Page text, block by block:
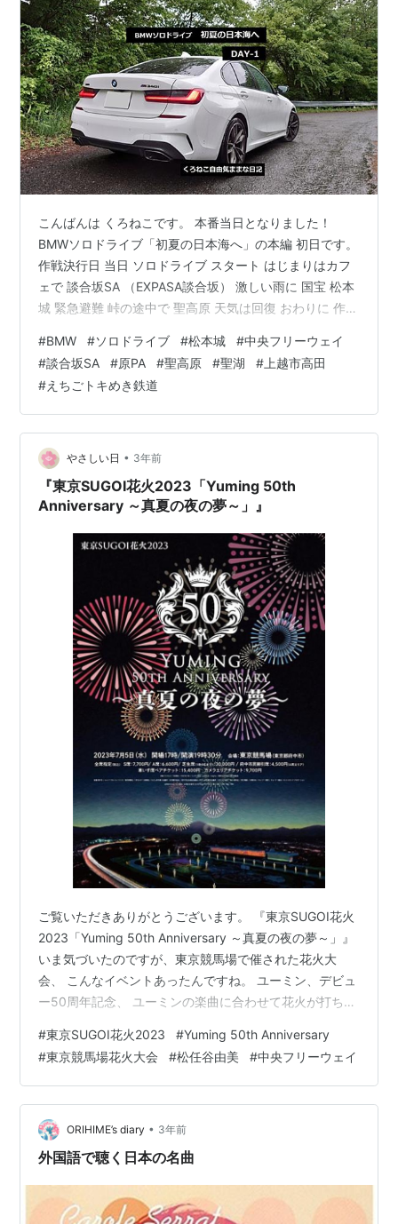
こんばんは くろねこです。 本番当日となりました！
BMWソロドライブ「初夏の日本海へ」の本編 初日です。
作戦決行日 当日 ソロドライブ スタート はじまりはカフ
ェで 談合坂SA （EXPASA談合坂） 激しい雨に 国宝 松本
城 緊急避難 峠の途中で 聖高原 天気は回復 おわりに 作戦
した。昨日までの晴天ではなく、一面、雲に覆われてい
ます。 にゃんこにご飯をあげながらさっそく、天気予報
を確認します。 午前9時の天気図です。 2023年5月19日
9:00AM 天気図 （気象庁ホームページより） 天気は下り
坂西に向かうので比較的早い時間…
#BMW #ソロドライブ #松本城 #中央フリーウェイ
#談合坂SA #原PA #聖高原 #聖湖 # 上越市高田
#えちごトキめき鉄道
やさしい日 • 3年前
『東京SUGOI花火2023「Yuming 50th
Anniversary ～真夏の夜の夢～」』
ご覧いただきありがとうございます。 『東京SUGOI花火
2023「Yuming 50th Anniversary ～真夏の夜の夢～」』
いま気づいたのですが、東京競馬場で催された花火大
会、 こんなイベントあったんですね。 ユーミン、デビュ
ー50周年記念、 ユーミンの楽曲に合わせて花火が打ちあ
づくの遅すぎました・・。 www.youtube.com ユーミン
と東京競馬場と言えば、「中央フリーウェイ」。 いまで
も、この曲が大好きです。 車で高速道路を走るとき、い
つも頭の中でこの曲が流れています。 このイベント、来
年はどのアーティストさんが参加され…
#東京SUGOI花火2023 #Yuming 50th Anniversary
#東京競馬場花火大会 #松任谷由美 #中央フリーウェイ
ORIHIME’s diary • 3年前
外国語で聴く日本の名曲